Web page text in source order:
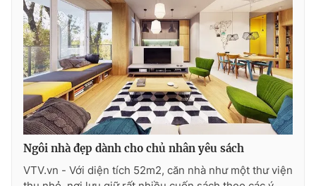
Ngôi nhà đẹp dành cho chủ nhân yêu sách
VTV.vn - Với diện tích 52m2, căn nhà như một thư viện